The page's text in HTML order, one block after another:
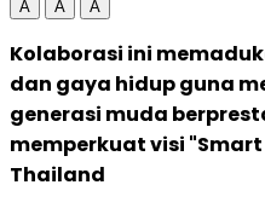
A A A
Kolaborasi ini
dan gaya hidup guna
generasi muda
memperkuat visi "Smart
Thailand